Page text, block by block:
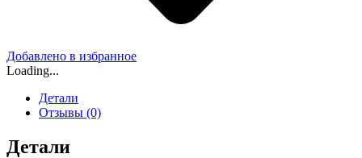
Добавлено в избранное
Loading...
Детали
Отзывы (0)
Детали